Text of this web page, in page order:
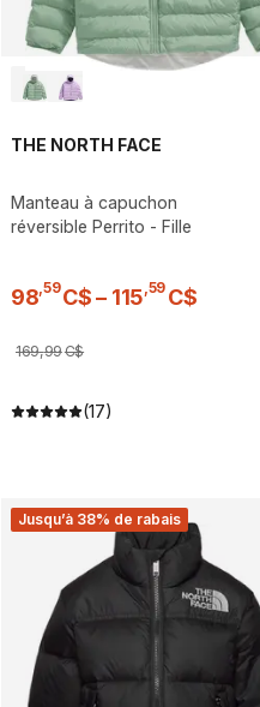
THE NORTH FACE
Manteau à capuchon
réversible Perrito - Fille
98 59C$ – 115 59 C$
169,99C$
(17)
Jusqu’à 38% de rabais